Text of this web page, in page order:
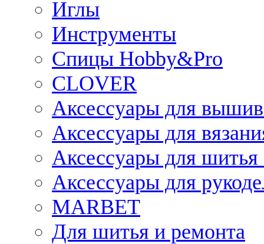
Иглы
Инструменты
Спицы Hobby&Pro
CLOVER
Аксессуары для
Аксессуары для
Аксессуары для
Аксессуары для
MARBET
Для шитья и ремонта